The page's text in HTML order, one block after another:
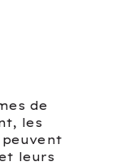
de
les
leurs